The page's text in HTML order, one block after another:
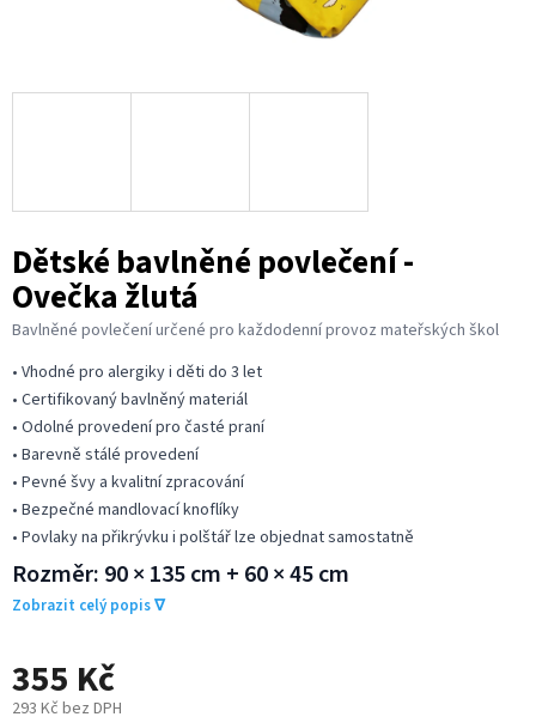
Dětské bavlněné povlečení -
Ovečka žlutá
Bavlněné povlečení určené pro každodenní provoz mateřských škol
• Vhodné pro alergiky i děti do 3 let
• Certifikovaný bavlněný materiál
• Odolné provedení pro časté praní
• Barevně stálé provedení
• Pevné švy a kvalitní zpracování
• Bezpečné mandlovací knoflíky
• Povlaky na přikrývku i polštář lze objednat samostatně
Rozměr: 90 × 135 cm + 60 × 45 cm
Zobrazit celý popis ∇
355 Kč
293 Kč bez DPH